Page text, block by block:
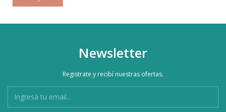
Newsletter
Registrate y recibí nuestras ofertas.